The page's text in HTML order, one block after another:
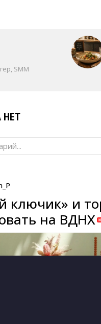
SMM
НЕТ
ключик» и
на ВДНХ